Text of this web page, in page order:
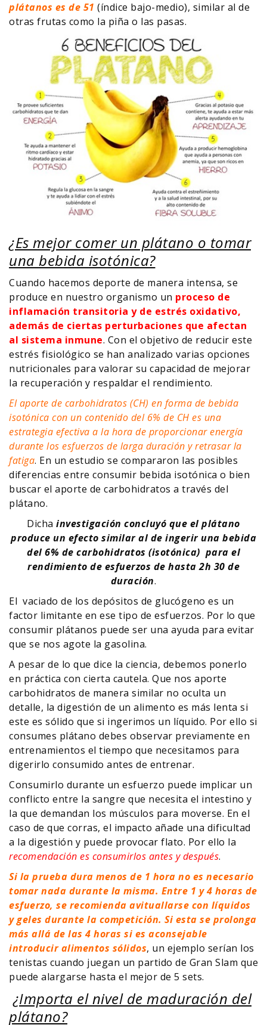
plátanos es de 51 (índice bajo-medio), similar al de
otras frutas como la piña o las pasas.
¿Es mejor comer un plátano o tomar
una bebida isotónica?
Cuando hacemos deporte de manera intensa, se
produce en nuestro organismo un proceso de
inflamación transitoria y de estrés oxidativo,
además de ciertas perturbaciones que afectan
al sistema inmune. Con el objetivo de reducir este
estrés fisiológico se han analizado varias opciones
nutricionales para valorar su capacidad de mejorar
la recuperación y respaldar el rendimiento.
El aporte de carbohidratos (CH) en forma de bebida
isotónica con un contenido del 6% de CH es una
estrategia efectiva a la hora de proporcionar energía
durante los esfuerzos de larga duración y retrasar la
fatiga. En un estudio se compararon las posibles
diferencias entre consumir bebida isotónica o bien
buscar el aporte de carbohidratos a través del
plátano.
Dichainvestigación concluyó que el plátano
produce un efecto similar al de ingerir una bebida
del 6% de carbohidratos (isotónica) para el
rendimiento de esfuerzos de hasta 2h 30 de
duración.
El vaciado de los depósitos de glucógeno es un
factor limitante en ese tipo de esfuerzos. Por lo que
consumir plátanos puede ser una ayuda para evitar
que se nos agote la gasolina.
A pesar de lo que dice la ciencia, debemos ponerlo
en práctica con cierta cautela. Que nos aporte
carbohidratos de manera similar no oculta un
detalle, la digestión de un alimento es más lenta si
este es sólido que si ingerimos un líquido. Por ello si
consumes plátano debes observar previamente en
entrenamientos el tiempo que necesitamos para
digerirlo consumido antes de entrenar.
Consumirlo durante un esfuerzo puede implicar un
conflicto entre la sangre que necesita el intestino y
la que demandan los músculos para moverse. En el
caso de que corras, el impacto añade una dificultad
a la digestión y puede provocar flato. Por ello la
recomendación es consumirlos antes y después.
Si la prueba dura menos de 1 hora no es necesario
tomar nada durante la misma. Entre 1 y 4 horas de
esfuerzo, se recomienda avituallarse con líquidos
y geles durante la competición. Si esta se prolonga
más allá de las 4 horas si es aconsejable
introducir alimentos sólidos, un ejemplo serían los
tenistas cuando juegan un partido de Gran Slam que
puede alargarse hasta el mejor de 5 sets.
¿Importa el nivel de maduración del
plátano?